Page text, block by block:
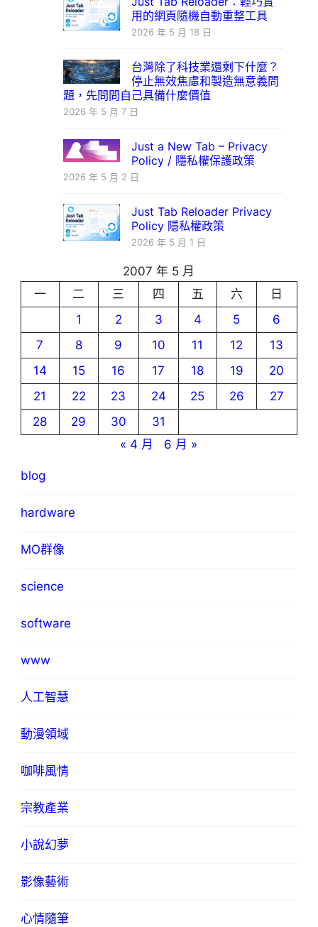
用的網頁隨機自動重整工具
2026 年 5 月 18 日
台灣除了科技業還剩下什麼？
停止無效焦慮和製造無意義問
題，先問問自己具備什麼價值
2026 年 5 月 7 日
Just a New Tab – Privacy
Policy / 隱私權保護政策
2026 年 5 月 2 日
Just Tab Reloader Privacy
Policy 隱私權政策
2026 年 5 月 1 日
2007 年 5 月
一
二 三 四 五 六
日
1
2 3 4 5
6
7
8 9 10 11 12
13
14
15 16 17 18 19
20
21
22 23 24 25 26
27
28
29 30
31
« 4 月
6 月 »
blog
hardware
MO群像
science
software
www
人工智慧
動漫領域
咖啡風情
宗教產業
小說幻夢
影像藝術
心情隨筆